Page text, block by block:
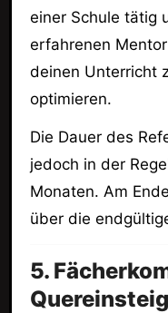
einer Schule tätig
erfahrenen
deinen Unterricht
optimieren.
Die Dauer des
jedoch in der
Monaten. Am
über die
5.